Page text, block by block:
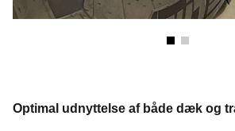
Optimal udnyttelse af både dæk og